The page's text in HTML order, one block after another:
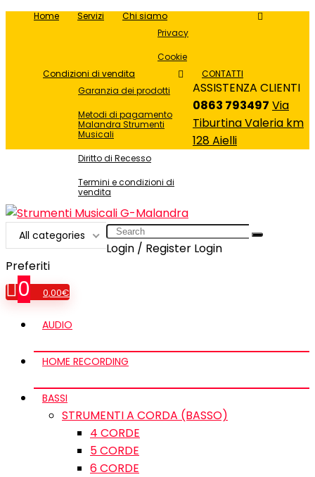
Home Servizi
Chi siamo
Privacy
Cookie
Condizioni di vendita
Garanzia dei prodotti
Metodi di pagamento
Malandra Strumenti
Musicali
Diritto di Recesso
Termini e condizioni di
vendita
CONTATTI
ASSISTENZA CLIENTI
0863 793497 Via
Tiburtina Valeria km
128 Aielli
Search
for:
All categories
Login / Register Login
Preferiti
0 0,00€
AUDIO
HOME RECORDING
BASSI
STRUMENTI A CORDA (BASSO)
4 CORDE
5 CORDE
6 CORDE